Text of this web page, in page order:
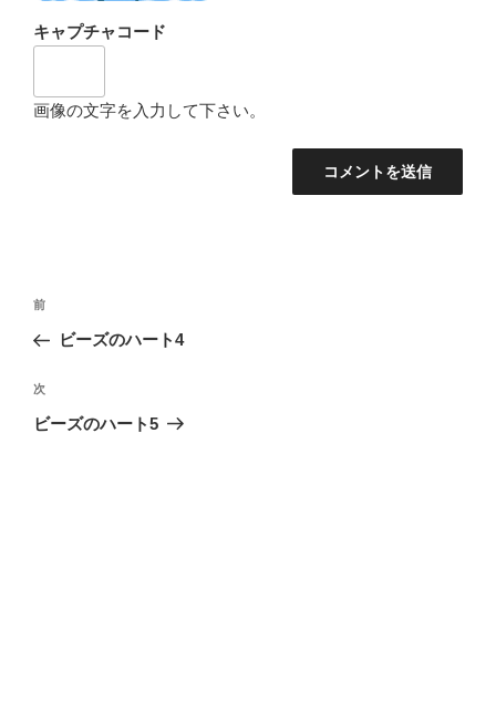
キャプチャコード
画像の文字を入力して下さい。
投
ビ
ゲ
過
去
投
稿
前
ビーズのハート4
次
の
次
ビーズのハート5